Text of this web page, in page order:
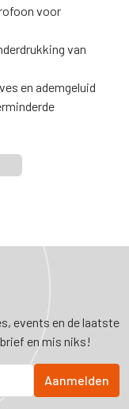
voor
van
en ademgeluid
events en de laatste
en mis niks!